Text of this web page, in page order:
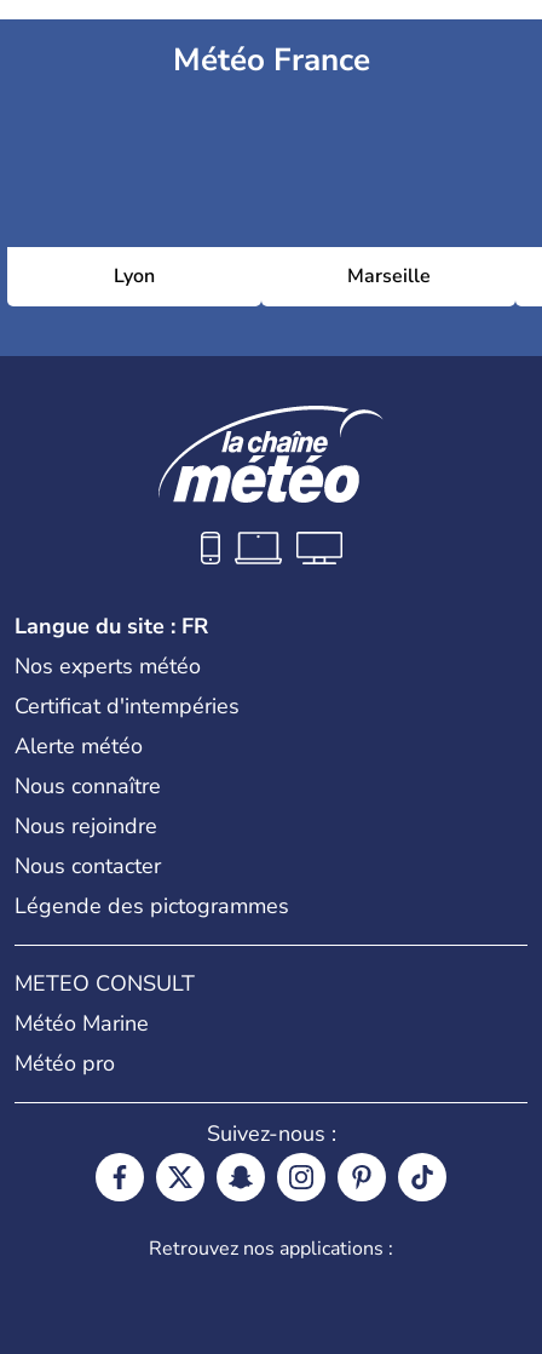
Météo France
Lyon Marseille
Langue du site : FR
Nos experts météo
Certificat d'intempéries
Alerte météo
Nous connaître
Nous rejoindre
Nous contacter
Légende des pictogrammes
METEO CONSULT
Météo Marine
Météo pro
Suivez-nous :
Retrouvez nos applications :